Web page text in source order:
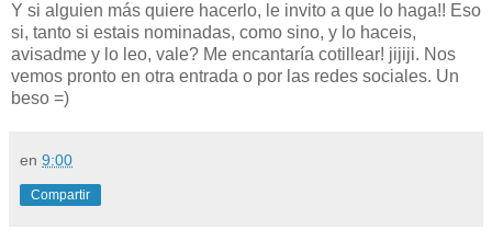
Y si alguien más quiere hacerlo, le invito a que lo haga!! Eso
si, tanto si estais nominadas, como sino, y lo haceis,
avisadme y lo leo, vale? Me encantaría cotillear! jijiji. Nos
vemos pronto en otra entrada o por las redes sociales. Un
beso =)
en 9:00
Compartir